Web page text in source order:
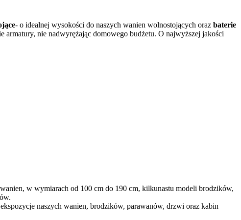
- o idealnej wysokości do naszych wanien wolnostojących oraz baterie
armatury, nie nadwyrężając domowego budżetu. O najwyższej jakości
w wymiarach od 100 cm do 190 cm, kilkunastu modeli brodzików,
naszych wanien, brodzików, parawanów, drzwi oraz kabin